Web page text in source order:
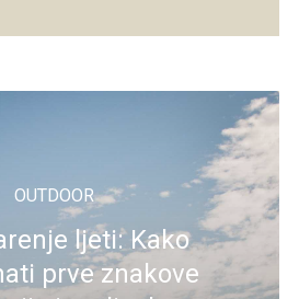
OUTDOOR
ljeti: Kako
prve znakove